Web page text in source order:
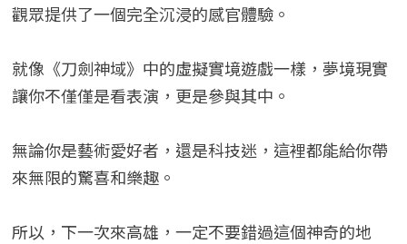
觀眾提供了一個完全沉浸的感官體驗。
就像《刀劍神域》中的虛擬實境遊戲一樣，夢境現實
讓你不僅僅是看表演，更是參與其中。
無論你是藝術愛好者，還是科技迷，這裡都能給你帶
來無限的驚喜和樂趣。
所以，下一次來高雄，一定不要錯過這個神奇的地